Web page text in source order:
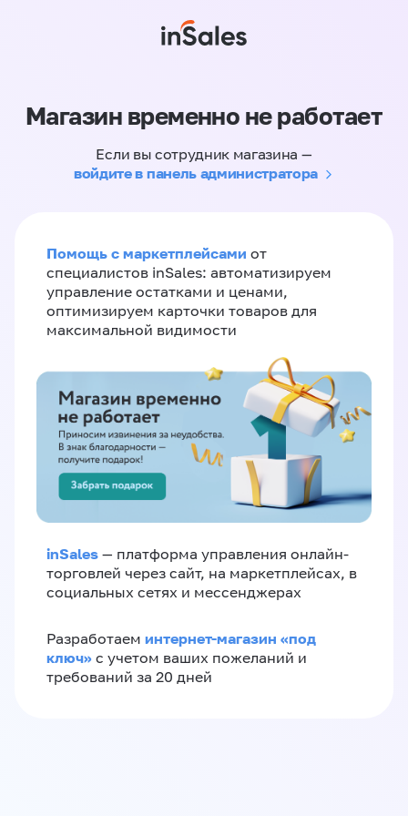
Магазин временно не работает
Если вы сотрудник магазина —
войдите в панель администратора
Помощь с маркетплейсами от
специалистов inSales: автоматизируем
управление остатками и ценами,
оптимизируем карточки товаров для
максимальной видимости
inSales — платформа управления онлайн-
торговлей через сайт, на маркетплейсах, в
социальных сетях и мессенджерах
Разработаем интернет-магазин «‎под
ключ»‎ с учетом ваших пожеланий и
требований за 20 дней